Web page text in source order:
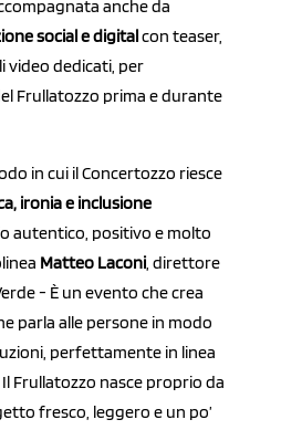
anche da
social e digitalcon teaser,
video dedicati, per
Frullatozzo prima e durante
in cui il Concertozzo riesce
ironia e inclusione
autentico, positivo e molto
Matteo Laconi, direttore
- È un evento che crea
parla alle persone in modo
perfettamente in linea
Frullatozzo nasce proprio da
fresco, leggero e un po’